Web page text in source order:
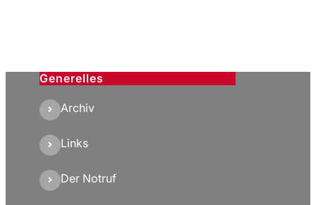
Generelles
Archiv
Links
Der Notruf